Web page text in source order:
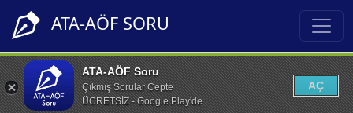
ATA-AÖF SORU
ATA-AÖF Soru
Çıkmış Sorular Cepte
ÜCRETSİZ - Google Play'de
AÇ